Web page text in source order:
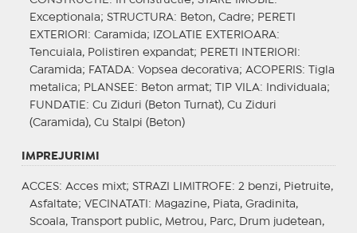
Exceptionala; STRUCTURA: Beton, Cadre; PERETI
EXTERIORI : Caramida; IZOLATIE EXTERIOARA:
Tencuiala, Polistiren expandat; PERETI INTERIORI :
Caramida; FATADA: Vopsea decorativa; ACOPERIS: Tigla
metalica; PLANSEE : Beton armat; TIP VILA: Individuala;
FUNDATIE : Cu Ziduri (Beton Turnat), Cu Ziduri
(Caramida), Cu Stalpi (Beton)
IMPREJURIMI
ACCES: Acces mixt; STRAZI LIMITROFE : 2 benzi, Pietruite,
Asfaltate; VECINATATI : Magazine, Piata, Gradinita,
Scoala, Transport public, Metrou, Parc, Drum judetean,